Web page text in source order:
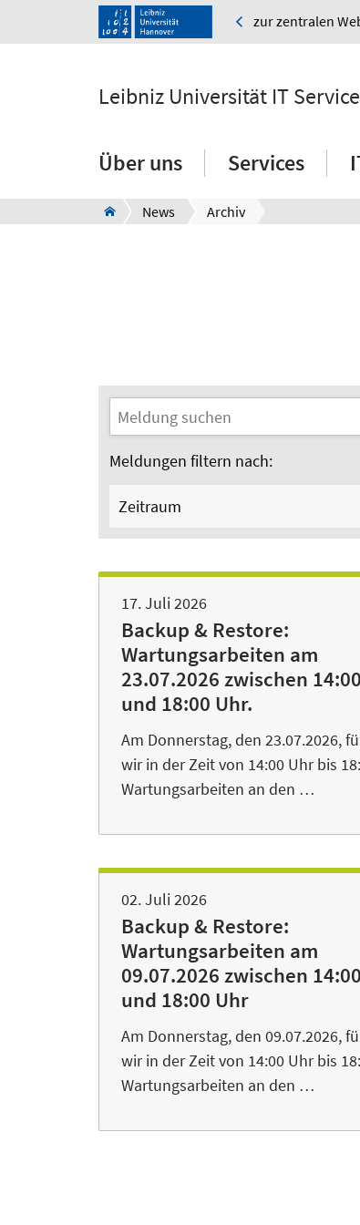
zur zentralen
Leibniz Universität IT
Über uns Services
News Archiv
Meldungen filtern nach:
Zeitraum
17. Juli 2026
Backup & Restore:
Wartungsarbeiten am
23.07.2026 zwischen
und 18:00 Uhr.
Am Donnerstag, den 23.07.2026,
wir in der Zeit von 14:00 Uhr bis
Wartungsarbeiten an den …
02. Juli 2026
Backup & Restore:
Wartungsarbeiten am
09.07.2026 zwischen
und 18:00 Uhr
Am Donnerstag, den 09.07.2026,
wir in der Zeit von 14:00 Uhr bis
Wartungsarbeiten an den …